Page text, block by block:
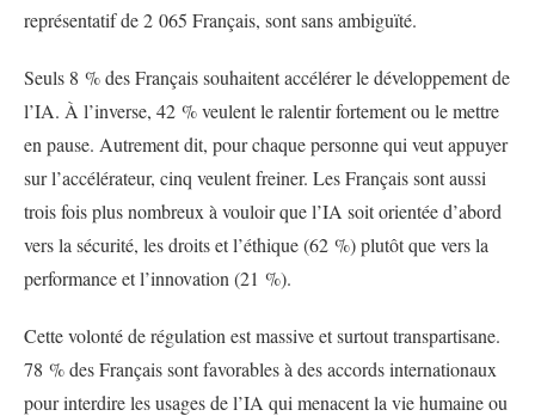
représentatif de 2 065 Français, sont sans ambiguïté.
Seuls 8 % des Français souhaitent accélérer le développement de
l’IA. À l’inverse, 42 % veulent le ralentir fortement ou le mettre
en pause. Autrement dit, pour chaque personne qui veut appuyer
sur l’accélérateur, cinq veulent freiner. Les Français sont aussi
trois fois plus nombreux à vouloir que l’IA soit orientée d’abord
vers la sécurité, les droits et l’éthique (62 %) plutôt que vers la
performance et l’innovation (21 %).
Cette volonté de régulation est massive et surtout transpartisane.
78 % des Français sont favorables à des accords internationaux
pour interdire les usages de l’IA qui menacent la vie humaine ou